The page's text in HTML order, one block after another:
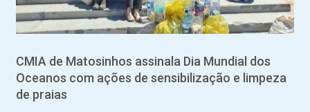
CMIA de Matosinhos assinala Dia Mundial dos
Oceanos com ações de sensibilização e limpeza
de praias